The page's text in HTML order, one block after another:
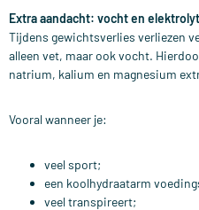
Extra aandacht: vocht en
Tijdens gewichtsverlies verliezen
alleen vet, maar ook vocht.
natrium, kalium en magnesium
Vooral wanneer je:
veel sport;
een koolhydraatarm
veel transpireert;